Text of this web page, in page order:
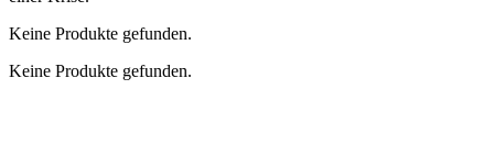
Kei­ne Pro­duk­te gefun­den.
Kei­ne Pro­duk­te gefun­den.